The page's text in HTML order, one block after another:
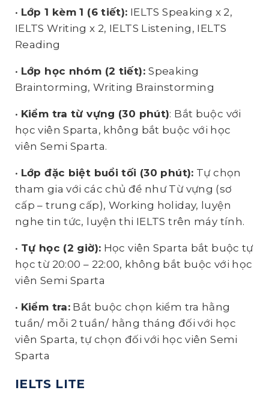
• Lớp 1 kèm 1 (6 tiết): IELTS Speaking x 2,
IELTS Writing x 2, IELTS Listening, IELTS
Reading
• Lớp học nhóm (2 tiết):Speaking
Braintorming, Writing Brainstorming
• Kiểm tra từ vựng (30 phút): Bắt buộc với
học viên Sparta, không bắt buộc với học
viên Semi Sparta.
• Lớp đặc biệt buổi tối (30 phút): Tự chọn
tham gia với các chủ đề như Từ vựng (sơ
cấp – trung cấp), Working holiday, luyện
nghe tin tức, luyện thi IELTS trên máy tính.
• Tự học (2 giờ): Học viên Sparta bắt buộc tự
học từ 20:00 – 22:00, không bắt buộc với học
viên Semi Sparta
• Kiểm tra: Bắt buộc chọn kiểm tra hằng
tuần/ mỗi 2 tuần/ hằng tháng đối với học
viên Sparta, tự chọn đối với học viên Semi
Sparta
IELTS LITE